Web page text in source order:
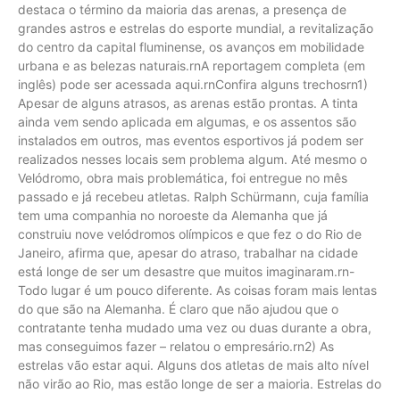
destaca o término da maioria das arenas, a presença de
grandes astros e estrelas do esporte mundial, a revitalização
do centro da capital fluminense, os avanços em mobilidade
urbana e as belezas naturais.rnA reportagem completa (em
inglês) pode ser acessada aqui.rnConfira alguns trechosrn1)
Apesar de alguns atrasos, as arenas estão prontas. A tinta
ainda vem sendo aplicada em algumas, e os assentos são
instalados em outros, mas eventos esportivos já podem ser
realizados nesses locais sem problema algum. Até mesmo o
Velódromo, obra mais problemática, foi entregue no mês
passado e já recebeu atletas. Ralph Schürmann, cuja família
tem uma companhia no noroeste da Alemanha que já
construiu nove velódromos olímpicos e que fez o do Rio de
Janeiro, afirma que, apesar do atraso, trabalhar na cidade
está longe de ser um desastre que muitos imaginaram.rn-
Todo lugar é um pouco diferente. As coisas foram mais lentas
do que são na Alemanha. É claro que não ajudou que o
contratante tenha mudado uma vez ou duas durante a obra,
mas conseguimos fazer – relatou o empresário.rn2) As
estrelas vão estar aqui. Alguns dos atletas de mais alto nível
não virão ao Rio, mas estão longe de ser a maioria. Estrelas do